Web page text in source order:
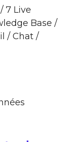
7 Live
Base /
/ Chat /